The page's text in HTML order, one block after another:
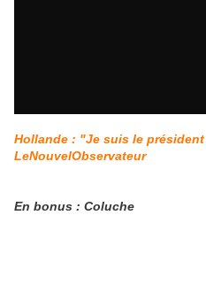
Hollande : "Je suis le
LeNouvelObservateur
En bonus : Coluche